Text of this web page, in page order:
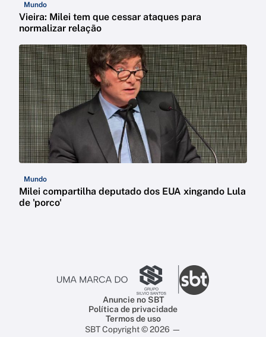
Mundo
Vieira: Milei tem que cessar ataques para
normalizar relação
Mundo
Milei compartilha deputado dos EUA xingando Lula
de 'porco'
Anuncie no SBT
Política de privacidade
Termos de uso
SBT Copyright © 2026 —